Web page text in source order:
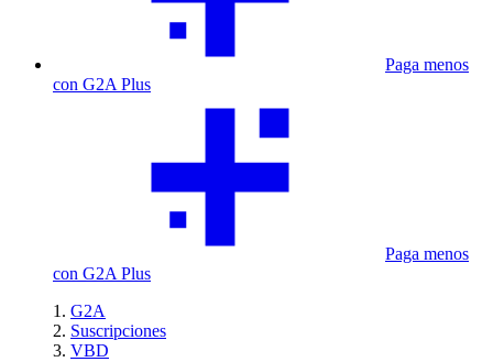
Paga menos
con G2A Plus
Paga menos
con G2A Plus
G2A
Suscripciones
VBD